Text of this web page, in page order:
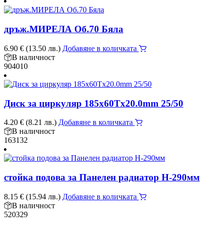
дръж.МИРЕЛА Об.70 Бяла
6.90 € (13.50 лв.) Добавяне в количката
В наличност
904010
Диск за циркуляр 185x60Tx20.0mm 25/50
4.20 € (8.21 лв.) Добавяне в количката
В наличност
163132
стойка подова за Панелен радиатор Н-290мм
8.15 € (15.94 лв.) Добавяне в количката
В наличност
520329